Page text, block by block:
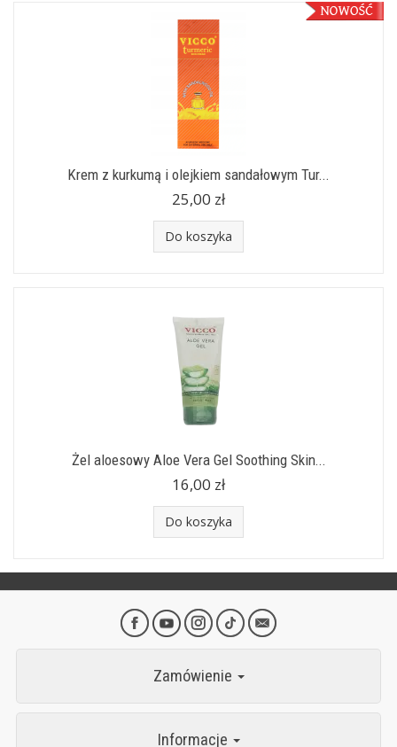
Krem z kurkumą i olejkiem sandałowym Tur...
25,00 zł
Do koszyka
Żel aloesowy Aloe Vera Gel Soothing Skin...
16,00 zł
Do koszyka
Zamówienie
Informacje